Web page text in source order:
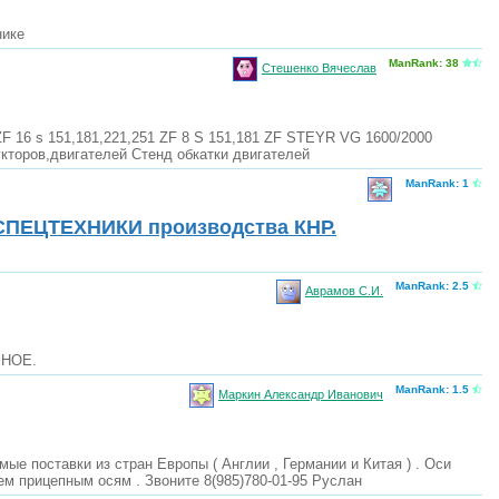
Стешенко Вячеслав ManRank: 38
16 s 151,181,221,251 ZF 8 S 151,181 ZF STEYR VG 1600/2000
Стенд обкатки двигателей
ManRank: 1
производства КНР.
Аврамов С.И. ManRank: 2.5
Маркин Александр Иванович ManRank: 1.5
поставки из стран Европы ( Англии , Германии и Китая ) . Оси
прицепным осям . Звоните 8(985)780-01-95 Руслан